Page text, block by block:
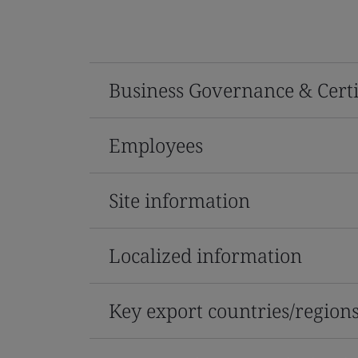
Business Governance &
Employees
Site information
Localized information
Key export countries/regions